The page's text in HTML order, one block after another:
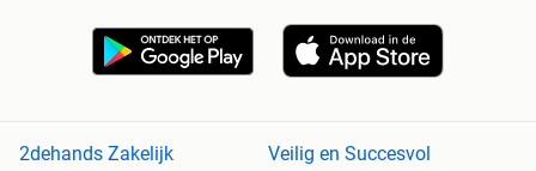
2dehands Zakelijk
Veilig en Succesvol